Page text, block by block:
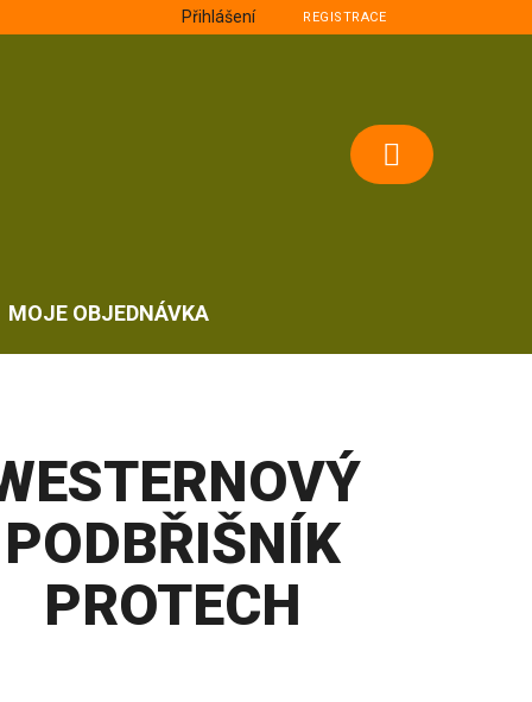
Přihlášení REGISTRACE
NÁKUPNÍ
MOJE OBJEDNÁVKA
PODBŘIŠNÍK
PROTECH